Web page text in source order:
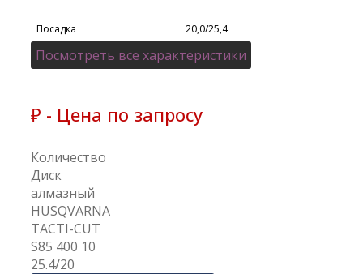
Посадка 20,0/25,4
Диаметр режущего
300
Посмотреть все характеристики
₽ - Цена по запросу
Количество
Диск
алмазный
HUSQVARNA
TACTI-CUT
S85 400 10
25.4/20